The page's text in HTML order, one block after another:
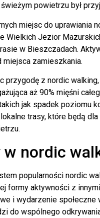
powietrzu był
miejsc do uprawiania
Wielkich Jezior
w Bieszczadach.
miejsca zamieszkania.
przygodę z nordic
aż 90% mięśni
jak spadek poziomu
trasy, które będą
w nordic
popularności nordic
formy aktywności z
i wydarzenie
do wspólnego